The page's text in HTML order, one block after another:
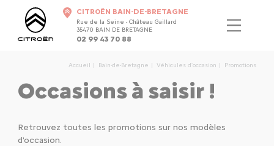
CITROËN BAIN-DE-BRETAGNE
Rue de la Seine - Château Gaillard
35470 BAIN DE BRETAGNE
02 99 43 70 88
Accueil Bain-de-Bretagne Véhicules d'occasion Promotions
Occasions à saisir !
Retrouvez toutes les promotions sur nos modèles
d'occasion.